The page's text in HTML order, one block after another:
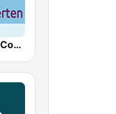
NPO Radio 4 Concerten